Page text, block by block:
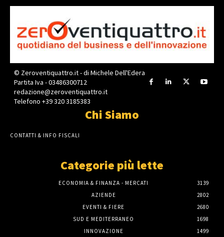
© Zeroventiquattro.it - di Michele Dell'Edera
Partita Iva - 03486300712
redazione@zeroventiquattro.it
Telefono +39 320 3185383
Chi Siamo
CONTATTI & INFO FISCALI
Categorie più lette
ECONOMIA & FINANZA - MERCATI
3139
AZIENDE
2802
EVENTI & FIERE
2680
SUD E MEDITERRANEO
1698
INNOVAZIONE
1499